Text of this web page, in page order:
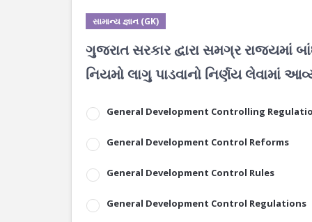
સામાન્ય જ્ઞાન (GK)
ગુજરાત સરકાર દ્વારા સમગ્ર રાજ્યમાં
નિયમો લાગુ પાડવાનો નિર્ણય લેવામાં
General Development Controlling
General Development Control Reforms
General Development Control Rules
General Development Control Regulations